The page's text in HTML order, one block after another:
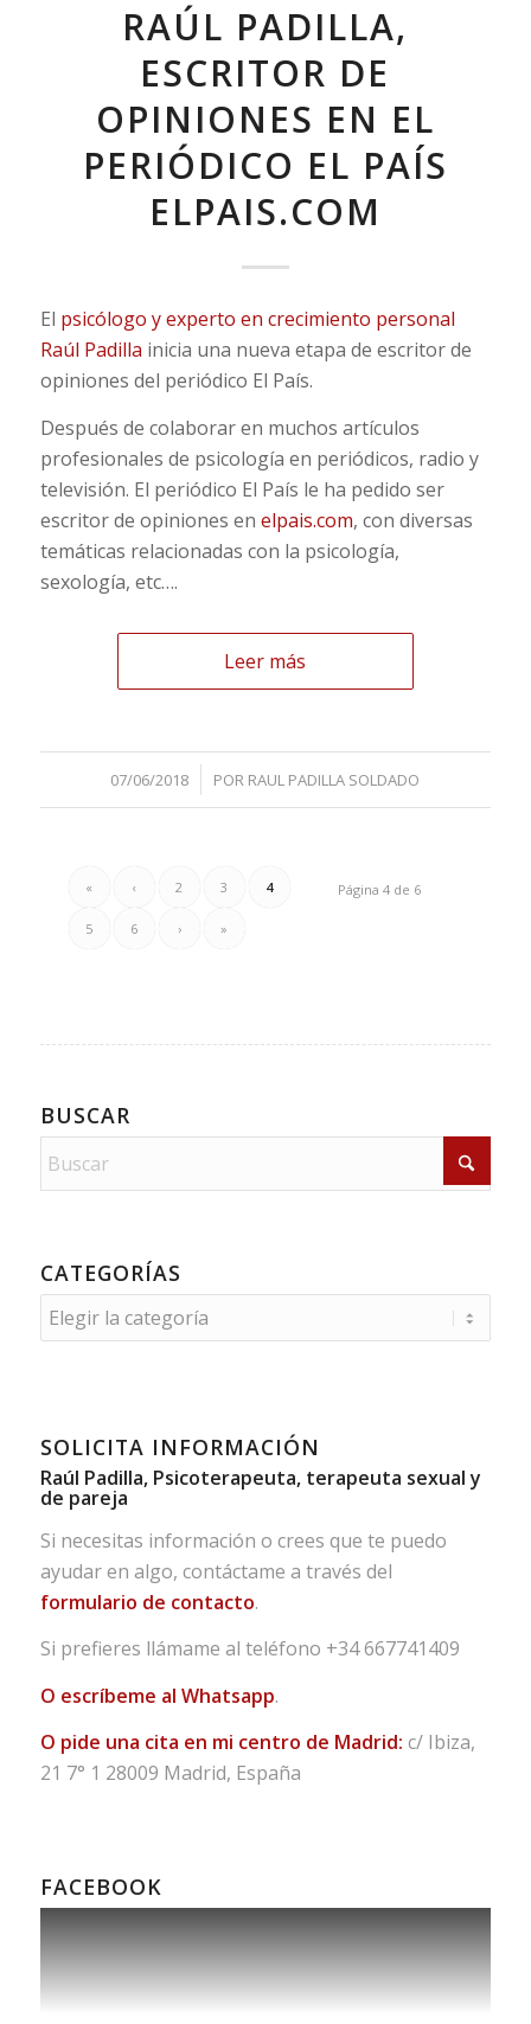
RAÚL PADILLA,
ESCRITOR DE
OPINIONES EN EL
PERIÓDICO EL PAÍS
ELPAIS.COM
El psicólogo y experto en crecimiento personal
Raúl Padilla inicia una nueva etapa de escritor de
opiniones del periódico El País.
Después de colaborar en muchos artículos
profesionales de psicología en periódicos, radio y
televisión. El periódico El País le ha pedido ser
escritor de opiniones en elpais.com, con diversas
temáticas relacionadas con la psicología,
sexología, etc….
Leer más
07/06/2018
/ POR RAUL PADILLA SOLDADO
Página 4 de 6
« ‹ 2 3 4
5 6 › »
BUSCAR
CATEGORÍAS
Categorías
SOLICITA INFORMACIÓN
Raúl Padilla, Psicoterapeuta, terapeuta sexual y
de pareja
Si necesitas información o crees que te puedo
ayudar en algo, contáctame a través del
formulario de contacto.
Si prefieres llámame al teléfono +34 667741409
O escríbeme al Whatsapp.
O pide una cita en mi centro de Madrid: c/ Ibiza,
21 7° 1 28009 Madrid, España
FACEBOOK